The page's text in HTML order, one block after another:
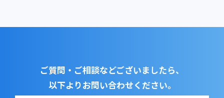
ご質問・ご相談などございましたら、
以下よりお問い合わせください。